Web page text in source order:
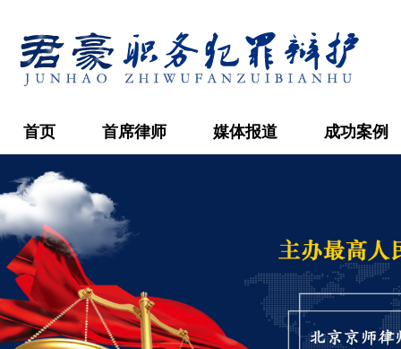
首页 首席律师 媒体报道 成功案例